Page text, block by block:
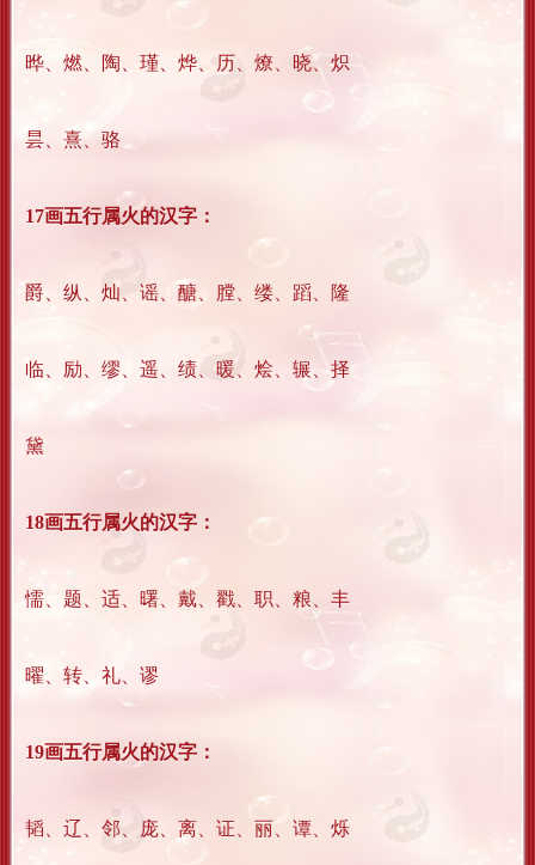
晔、燃、陶、瑾、烨、历、燎、晓、炽
昙、熹、骆
17画五行属火的汉字：
爵、纵、灿、谣、醣、膛、缕、蹈、隆
临、励、缪、遥、绩、暖、烩、辗、择
黛
18画五行属火的汉字：
懦、题、适、曙、戴、戳、职、粮、丰
曜、转、礼、谬
19画五行属火的汉字：
韬、辽、邻、庞、离、证、丽、谭、烁